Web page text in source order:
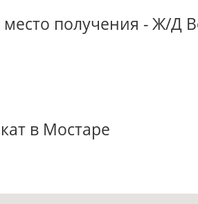
получения - Ж/Д
в Мостаре